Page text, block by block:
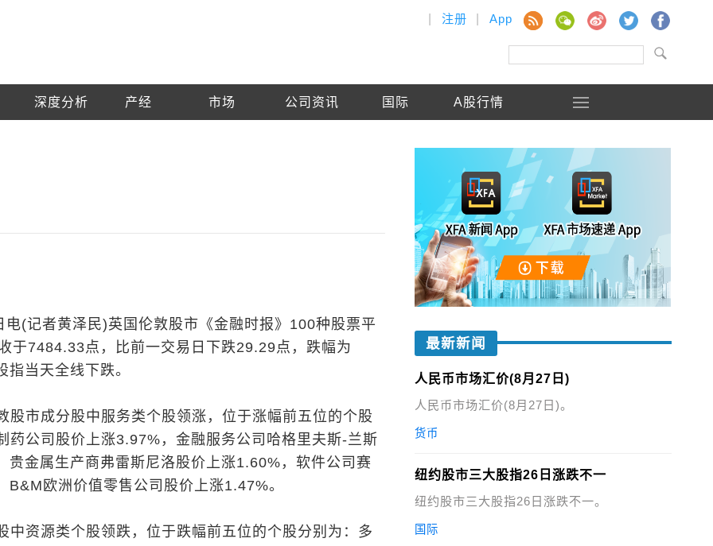
注册 App
深度分析 产经 市场 公司资讯 国际 A股行情
电(记者黄泽民)英国伦敦股市《金融时报》100种股票平
于7484.33点，比前一交易日下跌29.29点，跌幅为
当天全线下跌。
股市成分股中服务类个股领涨，位于涨幅前五位的个股
药公司股价上涨3.97%，金融服务公司哈格里夫斯-兰斯
贵金属生产商弗雷斯尼洛股价上涨1.60%，软件公司赛
B&M欧洲价值零售公司股价上涨1.47%。
中资源类个股领跌，位于跌幅前五位的个股分别为：多
最新新闻
人民币市场汇价(8月27日)
人民币市场汇价(8月27日)。
货币
纽约股市三大股指26日涨跌不一
纽约股市三大股指26日涨跌不一。
国际